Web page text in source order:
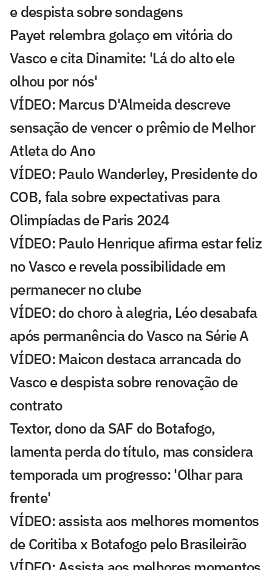
e despista sobre sondagens
Payet relembra golaço em vitória do
Vasco e cita Dinamite: 'Lá do alto ele
olhou por nós'
VÍDEO: Marcus D'Almeida descreve
sensação de vencer o prêmio de Melhor
Atleta do Ano
VÍDEO: Paulo Wanderley, Presidente do
COB, fala sobre expectativas para
Olimpíadas de Paris 2024
VÍDEO: Paulo Henrique afirma estar feliz
no Vasco e revela possibilidade em
permanecer no clube
VÍDEO: do choro à alegria, Léo desabafa
após permanência do Vasco na Série A
VÍDEO: Maicon destaca arrancada do
Vasco e despista sobre renovação de
contrato
Textor, dono da SAF do Botafogo,
lamenta perda do título, mas considera
temporada um progresso: 'Olhar para
frente'
VÍDEO: assista aos melhores momentos
de Coritiba x Botafogo pelo Brasileirão